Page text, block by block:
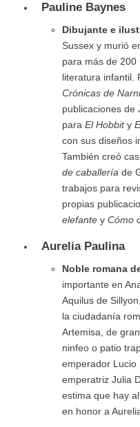
Pauline Baynes
Dibujante e
Sussex y murió
para más de
literatura infantil.
Crónicas de
publicaciones de
para El Hobbity
con sus diseños
También creó
de caballería de
trabajos para
propias
elefante y Cómo
Aurelia Paulina
Noble romana
importante en
Aquilus de
la ciudadanía
Artemisa, de
ninfeo o patio
emperador Lucio
emperatriz Julia
estima que hay
en honor a